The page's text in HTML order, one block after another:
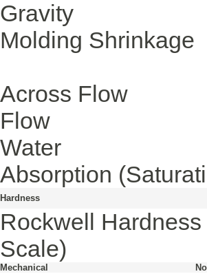
Gravity
Molding Shrinkage
Across Flow
Flow
Water
Absorption
Hardness
Rockwell Hardness
Scale)
Mechanical